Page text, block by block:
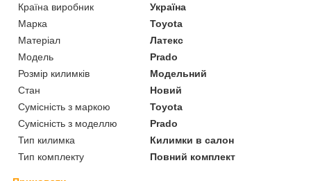
Країна виробник
Україна
Марка
Toyota
Матеріал
Латекс
Модель
Prado
Розмір килимків
Модельний
Стан
Новий
Сумісність з маркою
Toyota
Сумісність з моделлю
Prado
Тип килимка
Килимки в салон
Тип комплекту
Повний комплект